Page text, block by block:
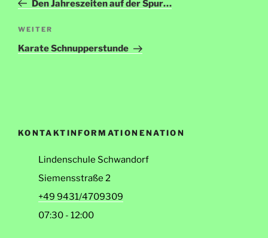
Den Jahreszeiten auf der Spur…
Nächster
Beitrag
WEITER
Karate Schnupperstunde
KONTAKTINFORMATIONENATION
Lindenschule Schwandorf
Siemensstraße 2
+49 9431/4709309
07:30 - 12:00